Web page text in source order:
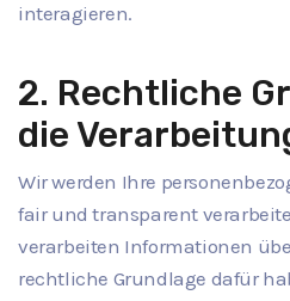
interagieren.
2. Rechtliche
die
Wir werden Ihre
fair und transparent
verarbeiten Informationen
rechtliche Grundlage dafür